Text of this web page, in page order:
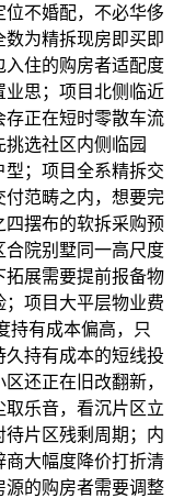
不婚配，不必华侈
数为精拆现房即买即
入住的购房者适配度
业思；项目北侧临近
存正在短时零散车流
选社区内侧临园
；项目全系精拆交
付范畴之内，想要完
摆布的软拆采购预
合院别墅同一高尺度
拓展需要提前报备物
项目大平层物业费
持有成本偏高，只
持有成本的短线投
还正在旧改翻新，
乐音，看沉片区立
待片区残剩周期；内
商大幅度降价打折清
源的购房者需要调整